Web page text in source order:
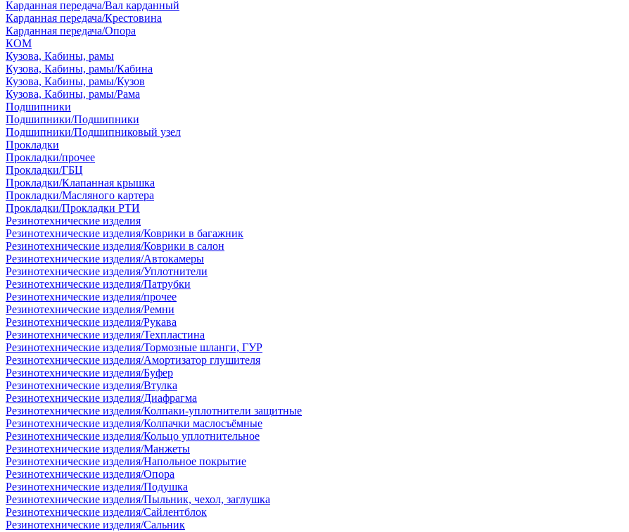
Карданная передача/Вал карданный
Карданная передача/Крестовина
Карданная передача/Опора
КОМ
Кузова, Кабины, рамы
Кузова, Кабины, рамы/Кабина
Кузова, Кабины, рамы/Кузов
Кузова, Кабины, рамы/Рама
Подшипники
Подшипники/Подшипники
Подшипники/Подшипниковый узел
Прокладки
Прокладки/прочее
Прокладки/ГБЦ
Прокладки/Клапанная крышка
Прокладки/Масляного картера
Прокладки/Прокладки РТИ
Резинотехнические изделия
Резинотехнические изделия/Коврики в багажник
Резинотехнические изделия/Коврики в салон
Резинотехнические изделия/Автокамеры
Резинотехнические изделия/Уплотнители
Резинотехнические изделия/Патрубки
Резинотехнические изделия/прочее
Резинотехнические изделия/Ремни
Резинотехнические изделия/Рукава
Резинотехнические изделия/Техпластина
Резинотехнические изделия/Тормозные шланги, ГУР
Резинотехнические изделия/Амортизатор глушителя
Резинотехнические изделия/Буфер
Резинотехнические изделия/Втулка
Резинотехнические изделия/Диафрагма
Резинотехнические изделия/Колпаки-уплотнители защитные
Резинотехнические изделия/Колпачки маслосъёмные
Резинотехнические изделия/Кольцо уплотнительное
Резинотехнические изделия/Манжеты
Резинотехнические изделия/Напольное покрытие
Резинотехнические изделия/Опора
Резинотехнические изделия/Подушка
Резинотехнические изделия/Пыльник, чехол, заглушка
Резинотехнические изделия/Сайлентблок
Резинотехнические изделия/Сальник